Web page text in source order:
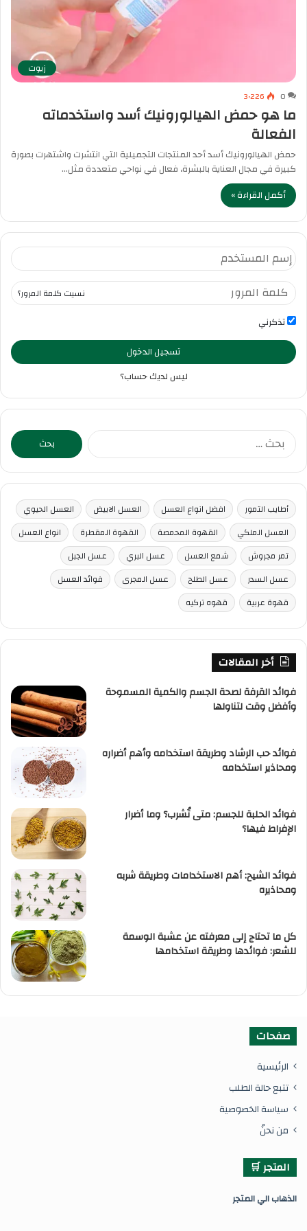
زيوت
0
3٬226
ما هو حمض الهيالورونيك أسد واستخدماته
الفعالة
حمض الهيالورونيك أسد أحد المنتجات التجميلية التي انتشرت واشتهرت بصورة
كبيرة في مجال العناية بالبشرة، فعال في نواحي متعددة مثل…
أكمل القراءة »
نسيت كلمة المرور؟
تذكرني
تسجيل الدخول
ليس لديك حساب؟
البحث
عن:
أطايب التمور افضل انواع العسل العسل الابيض
العسل الحيوي
العسل الملكي
القهوة المحمصة القهوة المقطرة
انواع العسل
تمر مجروش
شمع العسل عسل البري
عسل الجبل
عسل السدر
عسل الطلح عسل المجرى
فوائد العسل
قهوة عربية
قهوه تركيه
أخر المقالات
فوائد القرفة لصحة الجسم والكمية المسموحة
وأفضل وقت لتناولها
فوائد حب الرشاد وطريقة استخدامه وأهم أضراره
ومحاذير استخدامه
فوائد الحلبة للجسم: متى تُشرب؟ وما أضرار
الإفراط فيها؟
فوائد الشيح: أهم الاستخدامات وطريقة شربه
ومحاذيره
كل ما تحتاج إلى معرفته عن عشبة الوسمة
للشعر: فوائدها وطريقة استخدامها
صفحات
الرئيسية
تتبع حالة الطلب
سياسة الخصوصية
من نحنُ
المتجر 🛒
الذهاب الي المتجر